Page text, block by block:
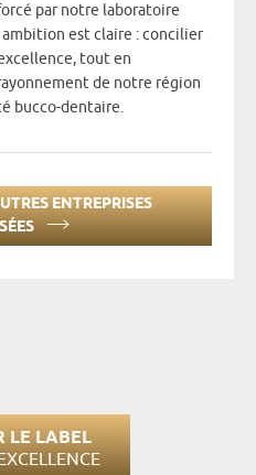
par notre laboratoire
ambition est claire : concilier
tout en
de notre région
bucco-dentaire.
ENTREPRISES
LE LABEL